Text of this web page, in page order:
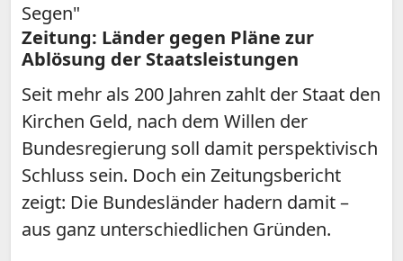
Segen"
Zeitung: Länder gegen Pläne zur
Ablösung der Staatsleistungen
Seit mehr als 200 Jahren zahlt der Staat den
Kirchen Geld, nach dem Willen der
Bundesregierung soll damit perspektivisch
Schluss sein. Doch ein Zeitungsbericht
zeigt: Die Bundesländer hadern damit –
aus ganz unterschiedlichen Gründen.